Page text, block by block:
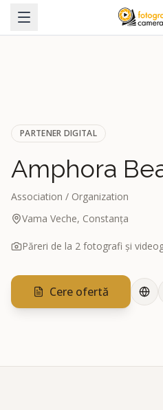
PARTENER DIGITAL
Amphora
Association / Organization
Vama Veche, Constanța
Păreri de la 2 fotografi și
Cere ofertă